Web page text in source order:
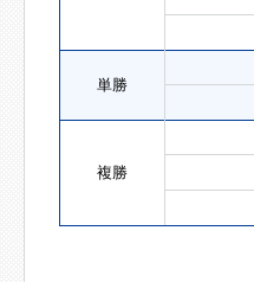
単勝
複勝